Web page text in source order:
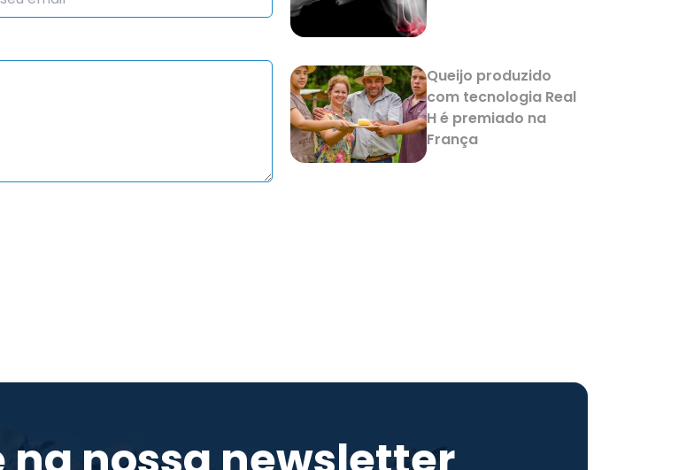
Queijo produzido
com tecnologia Real
H é premiado na
França